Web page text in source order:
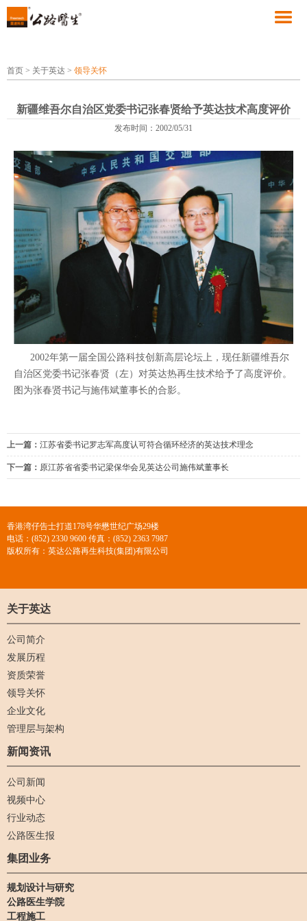
首页 > 关于英达 > 领导关怀
新疆维吾尔自治区党委书记张春贤给予英达技术高度评价
发布时间：2002/05/31
2002年第一届全国公路科技创新高层论坛上，现任新疆维吾尔
自治区党委书记张春贤（左）对英达热再生技术给予了高度评价。
图为张春贤书记与施伟斌董事长的合影。
上一篇： 江苏省委书记罗志军高度认可符合循环经济的英达技术理念
下一篇： 原江苏省省委书记梁保华会见英达公司施伟斌董事长
香港湾仔告士打道178号华懋世纪广场29楼
电话：(852) 2330 9600 传真：(852) 2363 7987
版权所有：英达公路再生科技(集团)有限公司
关于英达
公司简介
发展历程
资质荣誉
领导关怀
企业文化
管理层与架构
新闻资讯
公司新闻
视频中心
行业动态
公路医生报
集团业务
规划设计与研究
公路医生学院
工程施工